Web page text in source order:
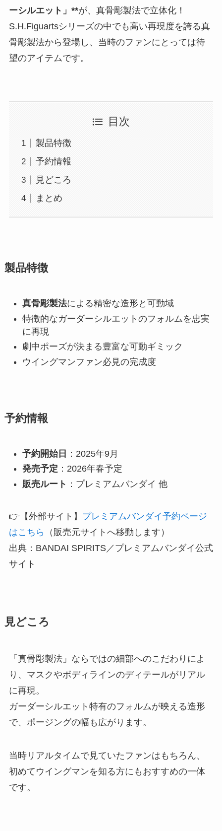
ーシルエット」**が、真骨彫製法で立体化！
S.H.Figuartsシリーズの中でも高い再現度を誇る真
骨彫製法から登場し、当時のファンにとっては待
望のアイテムです。
目次
製品特徴
予約情報
見どころ
まとめ
製品特徴
真骨彫製法による精密な造形と可動域
特徴的なガーダーシルエットのフォルムを忠実
に再現
劇中ポーズが決まる豊富な可動ギミック
ウイングマンファン必見の完成度
予約情報
予約開始日 ：2025年9月
発売予定 ：2026年春予定
販売ルート ：プレミアムバンダイ 他
👉【外部サイト】 プレミアムバンダイ予約ページ
はこちら
（販売元サイトへ移動します）
出典：BANDAI SPIRITS／プレミアムバンダイ公式
サイト
見どころ
「真骨彫製法」ならではの細部へのこだわりによ
り、マスクやボディラインのディテールがリアル
に再現。
ガーダーシルエット特有のフォルムが映える造形
で、ポージングの幅も広がります。
当時リアルタイムで見ていたファンはもちろん、
初めてウイングマンを知る方にもおすすめの一体
です。